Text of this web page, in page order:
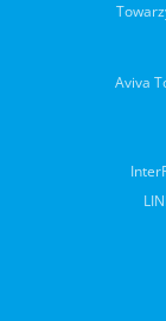
Aviva